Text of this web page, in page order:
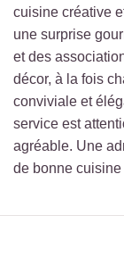
cuisine créative
une surprise
et des
décor, à la fois
conviviale et
service est
agréable. Une
de bonne